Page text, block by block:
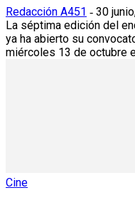
Redacción A451 - 30
La séptima edición del
ya ha abierto su
miércoles 13 de octubre
Cine